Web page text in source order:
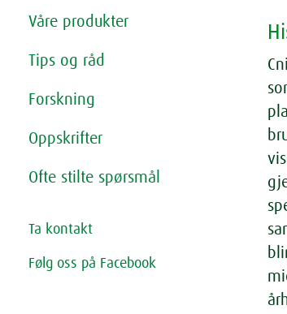
Våre produkter
Tips og råd
Forskning
Oppskrifter
Ofte stilte spørsmål
Ta kontakt
Følg oss på Facebook